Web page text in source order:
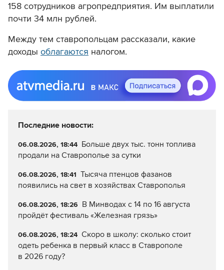
158 сотрудников агропредприятия. Им выплатили
почти 34 млн рублей.
Между тем ставропольцам рассказали, какие
доходы облагаются налогом.
Последние новости:
06.08.2026, 18:44 Больше двух тыс. тонн топлива
продали на Ставрополье за сутки
06.08.2026, 18:41 Тысяча птенцов фазанов
появились на свет в хозяйствах Ставрополья
06.08.2026, 18:26 В Минводах с 14 по 16 августа
пройдёт фестиваль «Железная грязь»
06.08.2026, 18:24 Скоро в школу: сколько стоит
одеть ребенка в первый класс в Ставрополе
в 2026 году?